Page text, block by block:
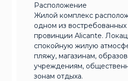
Расположение
Жилой комплекс
одном из
провинции Alicante.
спокойную жилую
пляжу, магазинам,
учреждениям,
зонам отдыха.